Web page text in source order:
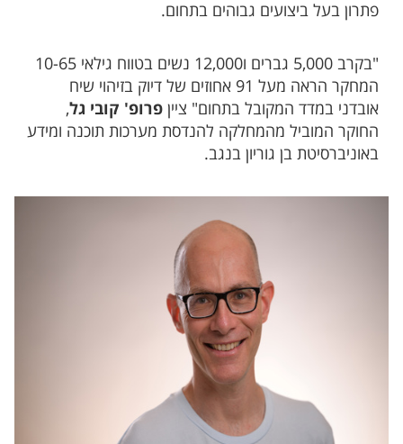
פתרון בעל ביצועים גבוהים בתחום.
"בקרב 5,000 גברים ו12,000 נשים בטווח גילאי 10-65
המחקר הראה מעל 91 אחוזים של דיוק בזיהוי שיח
אובדני במדד המקובל בתחום" צייןפרופ' קובי גל,
החוקר המוביל מהמחלקה להנדסת מערכות תוכנה ומידע
באוניברסיטת בן גוריון בנגב.